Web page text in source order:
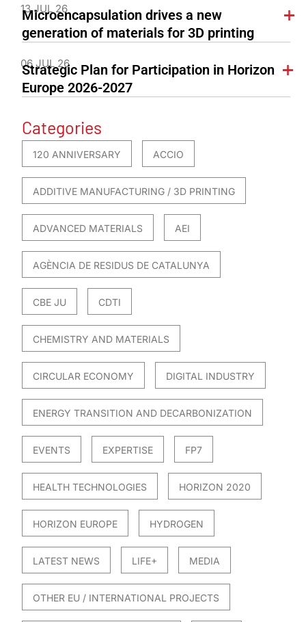
13 JUL 26
Microencapsulation drives a new
generation of materials for 3D printing
06 JUL 26
Strategic Plan for Participation in Horizon
Europe 2026-2027
Categories
120 ANNIVERSARY ACCIO
ADDITIVE MANUFACTURING / 3D PRINTING
ADVANCED MATERIALS AEI
AGÈNCIA DE RESIDUS DE CATALUNYA
CBE JU CDTI
CHEMISTRY AND MATERIALS
CIRCULAR ECONOMY DIGITAL INDUSTRY
ENERGY TRANSITION AND DECARBONIZATION
EVENTS EXPERTISE FP7
HEALTH TECHNOLOGIES HORIZON 2020
HORIZON EUROPE HYDROGEN
LATEST NEWS LIFE+ MEDIA
OTHER EU / INTERNATIONAL PROJECTS